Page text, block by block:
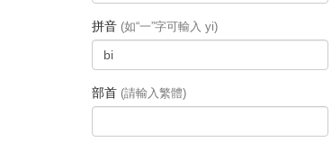
拼音 (如“一”字可輸入 yi)
部首 (請輸入繁體)